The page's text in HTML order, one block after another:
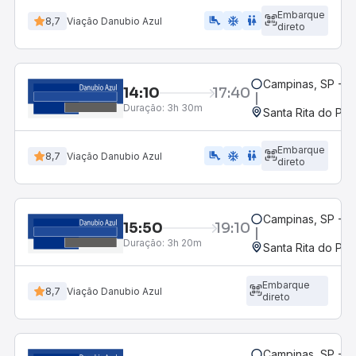
8,7 Viação Danubio Azul airline_seat_legroom_extra ac_unit WC
Embarque
direto
14:10 17:40
Duração: 3h 30m
Campinas, SP -
Santa Rita do
8,7 Viação Danubio Azul airline_seat_legroom_extra ac_unit WC
Embarque
direto
15:50 19:10
Duração: 3h 20m
Campinas, SP -
Santa Rita do
8,7 Viação Danubio Azul
Embarque
direto